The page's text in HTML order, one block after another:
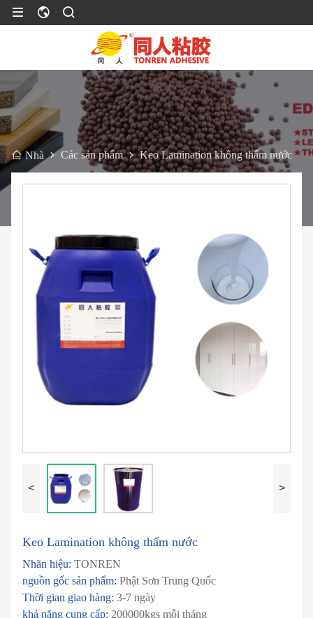
Nhà Các sản phẩm Keo Lamination không thấm nước
< >
Keo Lamination không thấm nước
Nhãn hiệu: TONREN
nguồn gốc sản phẩm: Phật Sơn Trung Quốc
Thời gian giao hàng: 3-7 ngày
khả năng cung cấp: 200000kgs mỗi tháng